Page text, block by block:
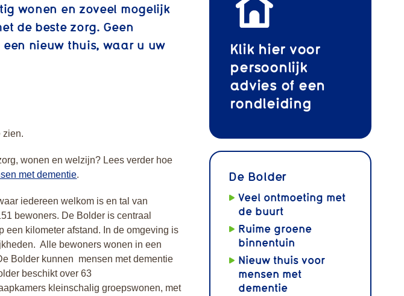
wonen en zoveel mogelijk
de beste zorg. Geen
nieuw thuis, waar u uw
zien.
wonen en welzijn? Lees verder hoe
met dementie.
iedereen welkom is en tal van
bewoners. De Bolder is centraal
een kilometer afstand. In de omgeving is
Alle bewoners wonen in een
Bolder kunnen mensen met dementie
beschikt over 63
kleinschalig groepswonen, met
Klik hier voor
persoonlijk
advies of een
rondleiding
De Bolder
Veel ontmoeting met
de buurt
Ruime groene
binnentuin
Nieuw thuis voor
mensen met
dementie